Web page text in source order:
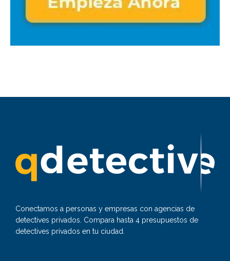
Conectamos a personas y empresas con agencias de
detectives privados. Compara hasta 4 presupuestos de
detectives privados en tu ciudad.